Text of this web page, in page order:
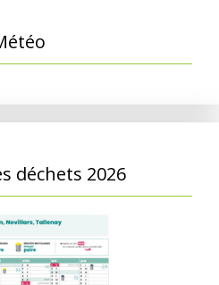
déchets 2026